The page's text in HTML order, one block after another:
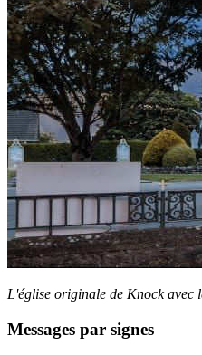
L'église originale de Knock avec
Messages par signes